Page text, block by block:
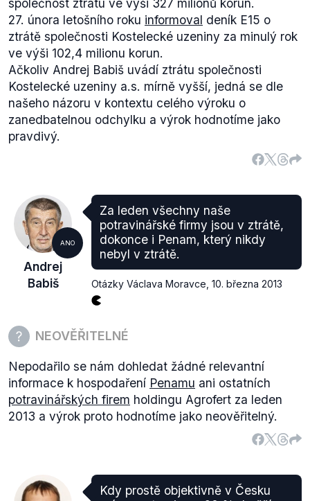
27. února letošního roku informoval deník E15 o
ztrátě společnosti Kostelecké uzeniny za minulý rok
ve výši 102,4 milionu korun.
Ačkoliv Andrej Babiš uvádí ztrátu společnosti
Kostelecké uzeniny a.s. mírně vyšší, jedná se dle
našeho názoru v kontextu celého výroku o
zanedbatelnou odchylku a výrok hodnotíme jako
pravdivý.
ANO
Andrej
Babiš
Za leden všechny naše
potravinářské firmy jsou v ztrátě,
dokonce i Penam, který nikdy
nebyl v ztrátě.
Otázky Václava Moravce 10. března 2013
NEOVĚŘITELNÉ
Nepodařilo se nám dohledat žádné relevantní
informace k hospodaření Penamu ani ostatních
potravinářských firem holdingu Agrofert za leden
2013 a výrok proto hodnotíme jako neověřitelný.
Kdy prostě objektivně v Česku